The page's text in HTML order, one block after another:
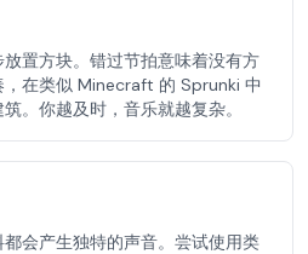
置方块。错过节拍意味着没有方
，在类似 Minecraft 的 Sprunki 中
。你越及时，音乐就越复杂。
会产生独特的声音。尝试使用类